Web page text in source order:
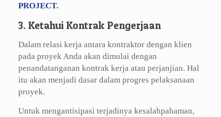
PROJECT.
3. Ketahui Kontrak Pengerjaan
Dalam relasi kerja antara kontraktor dengan klien
pada proyek Anda akan dimulai dengan
penandatanganan kontrak kerja atau perjanjian. Hal
itu akan menjadi dasar dalam progres pelaksanaan
proyek.
Untuk mengantisipasi terjadinya kesalahpahaman,